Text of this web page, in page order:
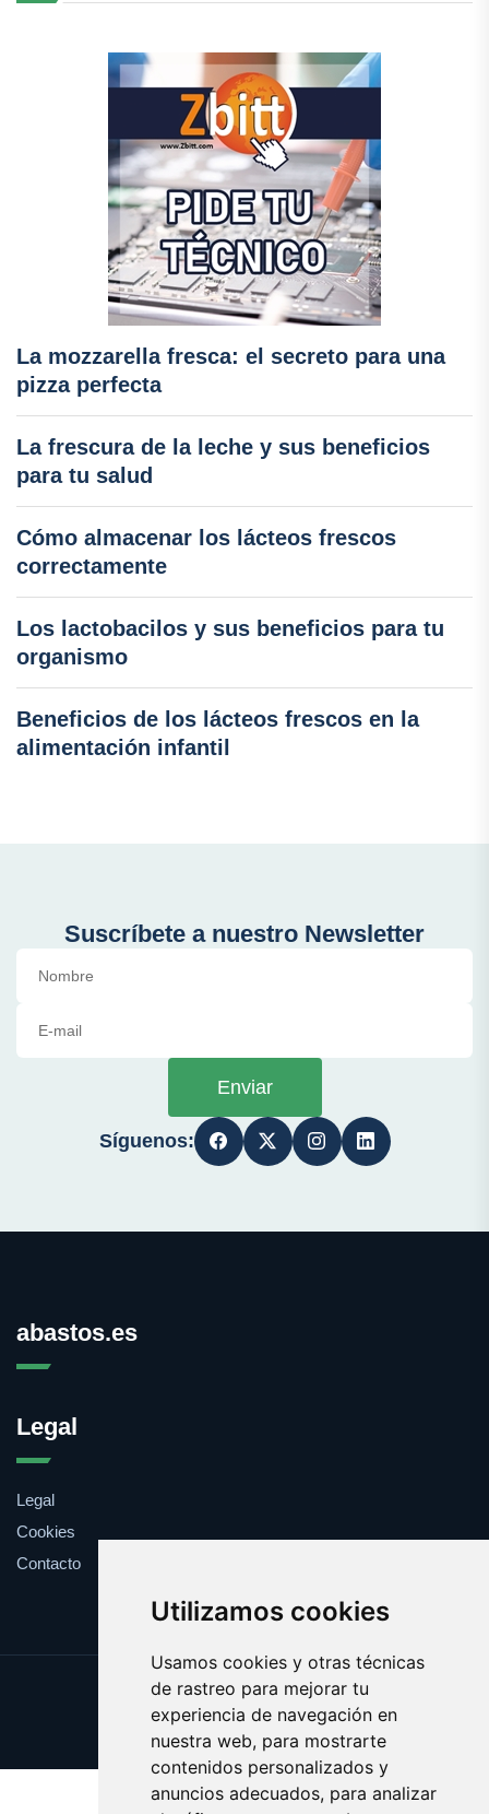
Utilizamos cookies
Usamos cookies y otras técnicas
de rastreo para mejorar tu
experiencia de navegación en
nuestra web, para mostrarte
contenidos personalizados y
anuncios adecuados, para analizar
La mozzarella fresca: el secreto para una
pizza perfecta
La frescura de la leche y sus beneficios
para tu salud
Cómo almacenar los lácteos frescos
correctamente
Los lactobacilos y sus beneficios para tu
organismo
Beneficios de los lácteos frescos en la
alimentación infantil
Suscríbete a nuestro Newsletter
Enviar
Síguenos:
abastos.es
Legal
Legal
Cookies
Contacto
Update cookies preferences
Copyright © 2025 abastos.es